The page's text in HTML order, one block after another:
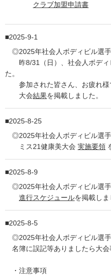
クラブ加盟申請書
2025-9-1
◎2025年社会人ボディビル選
昨8/31（日）、社会人ボディ
た。
参加された皆さん、お疲れ様
大会結果を掲載しました。
2025-8-25
◎2025年社会人ボディビル選
ミス21健康美大会 実施要領
2025-8-9
◎2025年社会人ボディビル選
進行スケジュールを掲載しま
2025-8-5
◎2025年社会人ボディビル選
名簿に誤記等ありましたら大会
・注意事項